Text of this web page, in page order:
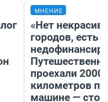
МНЕНИЕ
«Нет
городов, есть
проехали 2000
километров по
машине —